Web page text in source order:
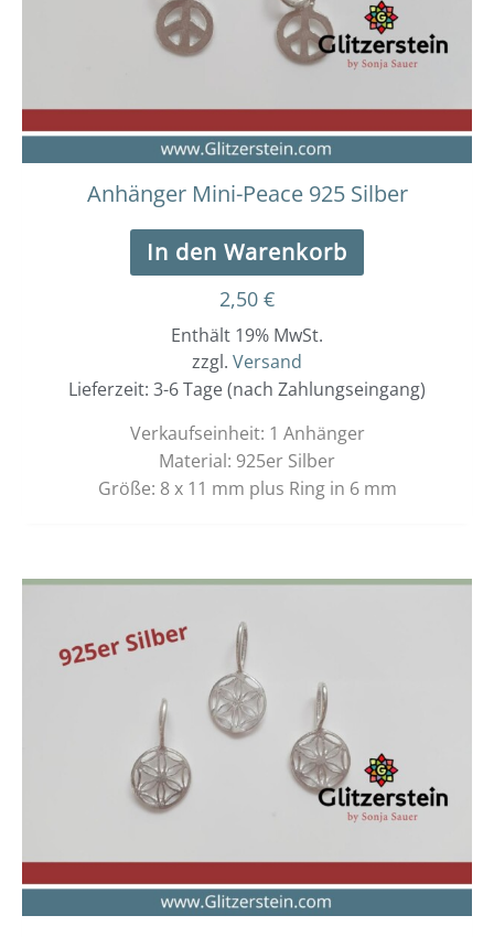
Anhänger Mini-Peace 925 Silber
In den Warenkorb
2,50 €
Enthält 19% MwSt.
zzgl. Versand
Lieferzeit: 3-6 Tage (nach Zahlungseingang)
Verkaufseinheit: 1 Anhänger
Material: 925er Silber
Größe: 8 x 11 mm plus Ring in 6 mm